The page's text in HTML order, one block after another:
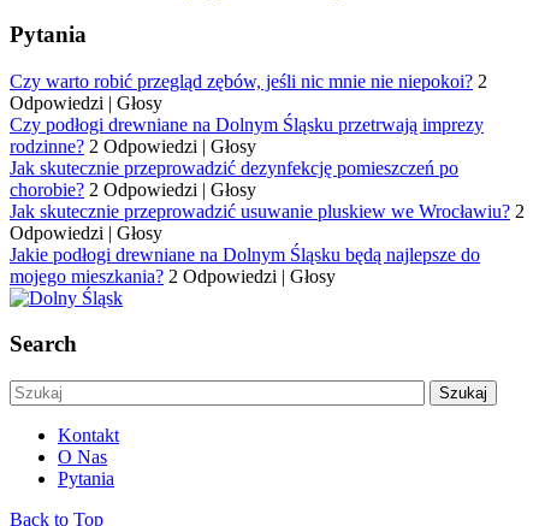
Pytania
Czy warto robić przegląd zębów, jeśli nic mnie nie niepokoi? 2
Odpowiedzi | Głosy
Czy podłogi drewniane na Dolnym Śląsku przetrwają imprezy
rodzinne? 2 Odpowiedzi | Głosy
Jak skutecznie przeprowadzić dezynfekcję pomieszczeń po
chorobie? 2 Odpowiedzi | Głosy
Jak skutecznie przeprowadzić usuwanie pluskiew we Wrocławiu? 2
Odpowiedzi | Głosy
Jakie podłogi drewniane na Dolnym Śląsku będą najlepsze do
mojego mieszkania? 2 Odpowiedzi | Głosy
Search
Kontakt
O Nas
Pytania
Back to Top